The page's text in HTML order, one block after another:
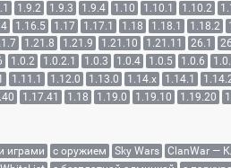
1.9.2 1.9.3 1.9.4 1.10 1.10.1 1.10.2
1.16.5 1.17 1.17.1 1.18 1.18.1 1.18.2
1.21.8 1.21.9 1.21.10 1.21.11 26.1
1.0.2 1.0.2.1 1.0.3 1.0.4 1.0.5 1.0.6
1.11.1 1.12.0 1.13.0 1.14.x 1.14.1
1.17.41 1.18 1.19.0 1.19.10 1.19.20
играми с оружием Sky Wars ClanWar —